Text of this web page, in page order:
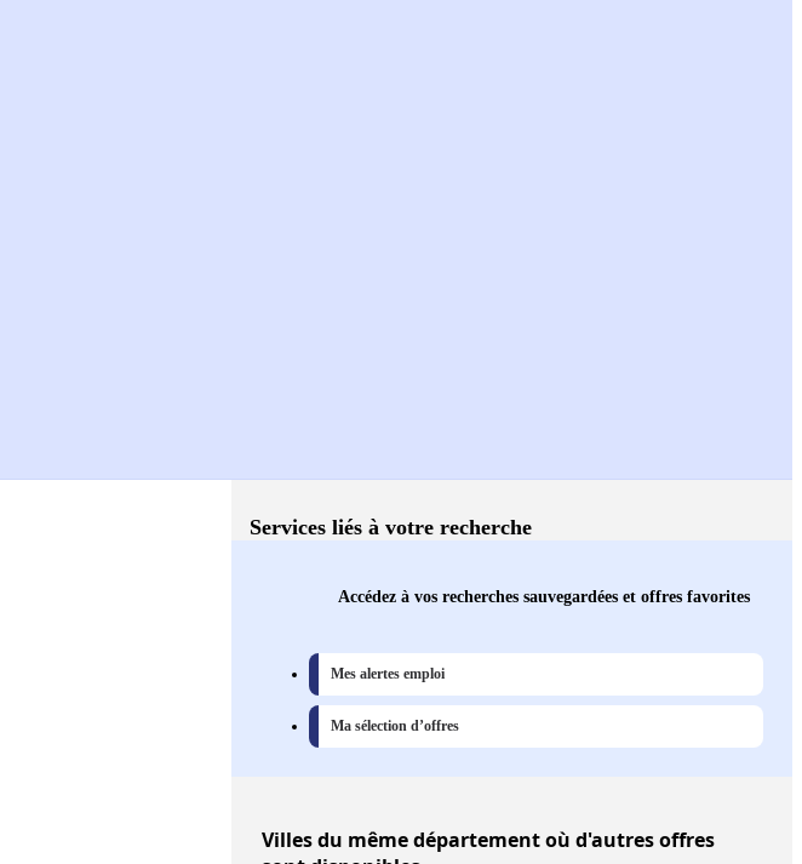
Services liés à votre recherche
Accédez à vos recherches sauvegardées et offres favorites
Mes alertes emploi
Ma sélection d’offres
Villesdu même département où d'autres offres